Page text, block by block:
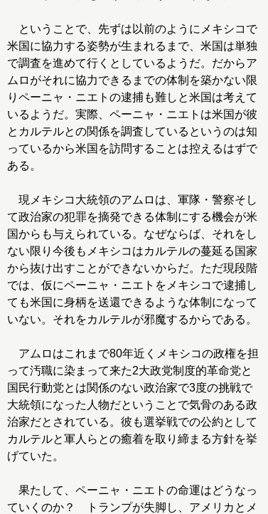
ということで、先ずは以前のようにメキシコで
米国に協力する姿勢が生まれるまで、米国は単独
で調査を進めて行くとしているようだ。だからア
ムロがそれに協力できるまでの体制を築かない限
りペーニャ・ニエトの逮捕も難しと米国は考えて
いるようだ。実際、ペーニャ・ニエトは米国が彼
とカルテルとの関係を調査しているというのは知
っているから米国を訪問することは控えるはずで
ある。
現メキシコ大統領のアムロは、軍隊・警察そし
て政治家の犯罪を摘発できる体制にする機会が米
国からも与えられている。なぜならば、それをし
ない限り今後もメキシコはカルテルの蔓延る国家
から抜け出すことができないからだ。ただ現段階
では、仮にペーニャ・ニエトをメキシコで逮捕し
ても米国に身柄を送還できるような体制になって
いない。それをカルテルが邪魔するからである。
アムロはこれまで80年近くメキシコの政権を担
って汚職に染まって来た2大政党制度的革命党と
国民行動党とは関係のない政治家で3度の挑戦で
大統領になった人物だということで気骨のある政
治家だとされている。彼も選挙戦での公約として
カルテルと軍人らとの癒着を取り締まる方針を挙
げていた。
果たして、ペーニャ・ニエトの命運はどうなっ
ていくのか？ トランプが失脚し、アメリカとメ